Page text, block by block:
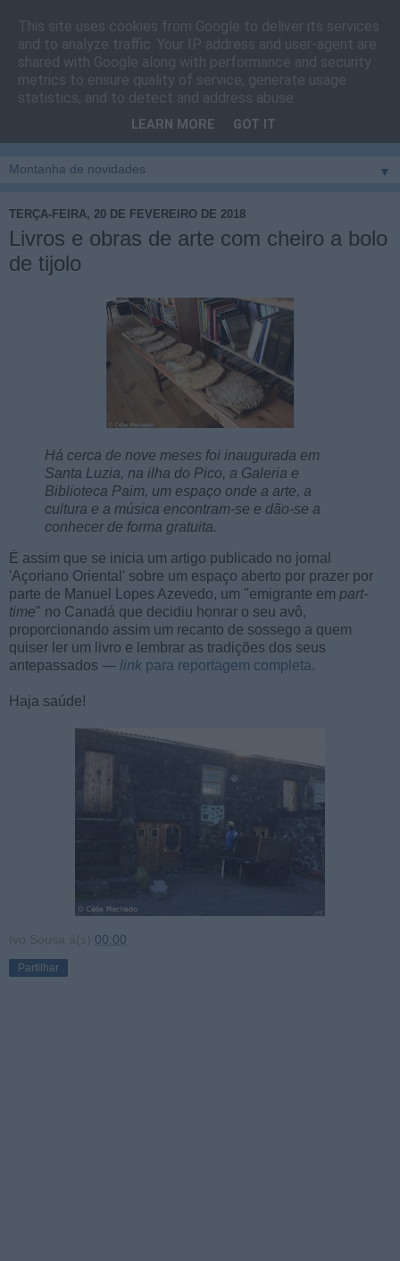
Cais do Pico
Blog sobre um pouco de tudo relacionado com a ilha
vila e ao concelho de São Roque do Pico
▼
TERÇA-FEIRA, 20 DE FEVEREIRO DE 2018
Livros e obras de arte com cheiro a bolo
de tijolo
Há cerca de nove meses foi inaugurada em
Santa Luzia, na ilha do Pico, a Galeria e
Biblioteca Paim, um espaço onde a arte, a
cultura e a música encontram-se e dão-se a
conhecer de forma gratuita.
É assim que se inicia um artigo publicado no jornal
'Açoriano Oriental' sobre um espaço aberto por prazer por
parte de Manuel Lopes Azevedo, um "emigrante em part-
time" no Canadá que decidiu honrar o seu avô,
proporcionando assim um recanto de sossego a quem
quiser ler um livro e lembrar as tradições dos seus
antepassados — link para reportagem completa.
Haja saúde!
Ivo Sousa à(s) 00:00
Partilhar
This site uses cookies from Google to deliver its services
and to analyze traffic. Your IP address and user-agent are
shared with Google along with performance and security
metrics to ensure quality of service, generate usage
statistics, and to detect and address abuse.
LEARN MORE GOT IT